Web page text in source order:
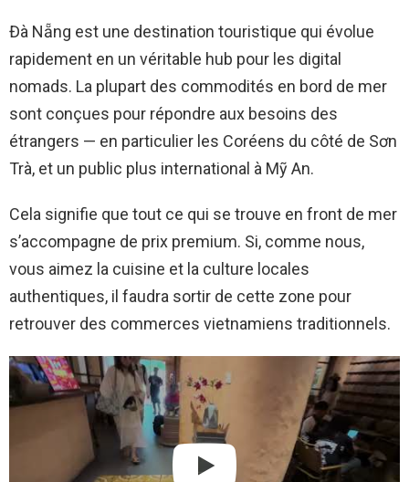
Đà Nẵng est une destination touristique qui évolue
rapidement en un véritable hub pour les digital
nomads. La plupart des commodités en bord de mer
sont conçues pour répondre aux besoins des
étrangers — en particulier les Coréens du côté de Sơn
Trà, et un public plus international à Mỹ An.
Cela signifie que tout ce qui se trouve en front de mer
s’accompagne de prix premium. Si, comme nous,
vous aimez la cuisine et la culture locales
authentiques, il faudra sortir de cette zone pour
retrouver des commerces vietnamiens traditionnels.